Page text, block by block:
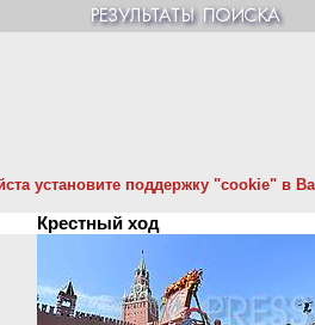
установите поддержку "cookie" в
Крестный ход